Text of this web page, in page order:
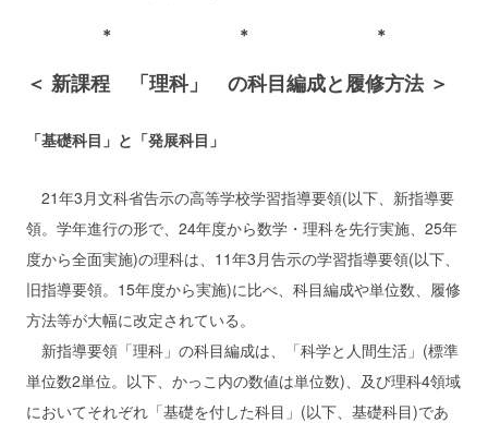
＊ ＊ ＊
＜ 新課程 「理科」 の科目編成と履修方法 ＞
「基礎科目」と「発展科目」
21年3月文科省告示の高等学校学習指導要領(以下、新指導要
領。学年進行の形で、24年度から数学・理科を先行実施、25年
度から全面実施)の理科は、11年3月告示の学習指導要領(以下、
旧指導要領。15年度から実施)に比べ、科目編成や単位数、履修
方法等が大幅に改定されている。
新指導要領「理科」の科目編成は、「科学と人間生活」(標準
単位数2単位。以下、かっこ内の数値は単位数)、及び理科4領域
においてそれぞれ「基礎を付した科目」(以下、基礎科目)であ